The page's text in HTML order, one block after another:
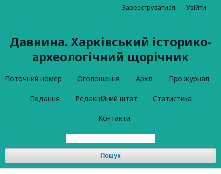
Давнина. Харківський історико-
археологічний щорічник
Поточний номер Оголошення Архів Про журнал
Подання Редакційний штат Статистика
Контакти
Пошук
Зареєструватися Увійти